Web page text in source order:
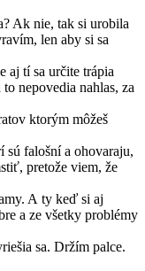
Ak nie, tak si urobila
len aby si sa
aj tí sa určite trápia
nepovedia nahlas, za
ktorým môžeš
sú falošní a ohovaraju,
pretože viem, že
A ty keď si aj
a ze všetky problémy
sa. Držím palce.